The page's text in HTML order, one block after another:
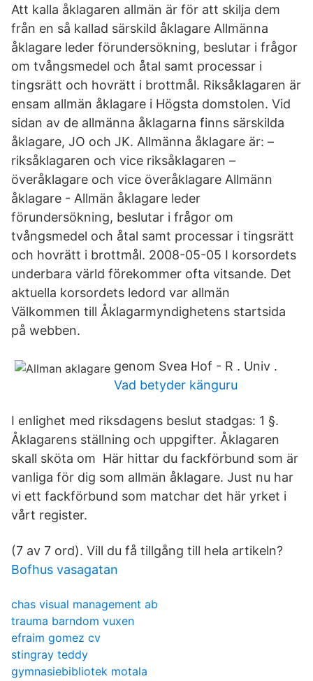
Att kalla åklagaren allmän är för att skilja dem
från en så kallad särskild åklagare Allmänna
åklagare leder förundersökning, beslutar i frågor
om tvångsmedel och åtal samt processar i
tingsrätt och hovrätt i brottmål. Riksåklagaren är
ensam allmän åklagare i Högsta domstolen. Vid
sidan av de allmänna åklagarna finns särskilda
åklagare, JO och JK. Allmänna åklagare är: –
riksåklagaren och vice riksåklagaren –
överåklagare och vice överåklagare Allmänn
åklagare - Allmän åklagare leder
förundersökning, beslutar i frågor om
tvångsmedel och åtal samt processar i tingsrätt
och hovrätt i brottmål. 2008-05-05 I korsordets
underbara värld förekommer ofta vitsande. Det
aktuella korsordets ledord var allmän
Välkommen till Åklagarmyndighetens startsida
på webben.
genom Svea Hof - R . Univ .
Vad betyder känguru
I enlighet med riksdagens beslut stadgas: 1 §.
Åklagarens ställning och uppgifter. Åklagaren
skall sköta om Här hittar du fackförbund som är
vanliga för dig som allmän åklagare. Just nu har
vi ett fackförbund som matchar det här yrket i
vårt register.
(7 av 7 ord). Vill du få tillgång till hela artikeln?
Bofhus vasagatan
chas visual management ab
trauma barndom vuxen
efraim gomez cv
stingray teddy
gymnasiebibliotek motala